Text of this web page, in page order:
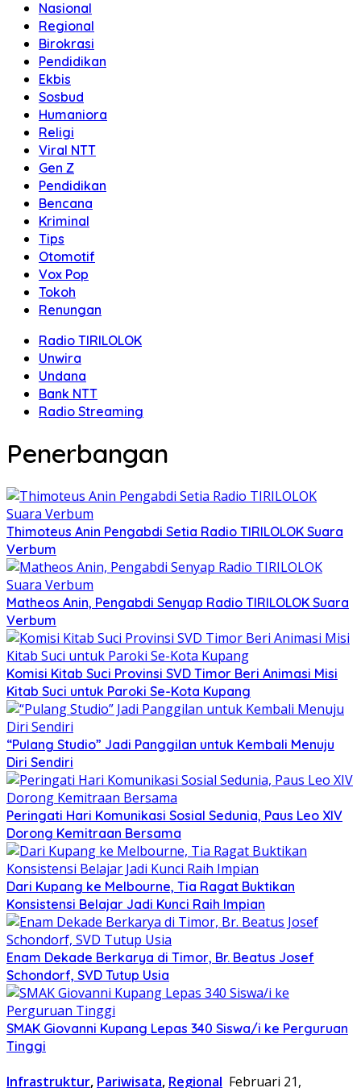
Nasional
Regional
Birokrasi
Pendidikan
Ekbis
Sosbud
Humaniora
Religi
Viral NTT
Gen Z
Pendidikan
Bencana
Kriminal
Tips
Otomotif
Vox Pop
Tokoh
Renungan
Radio TIRILOLOK
Unwira
Undana
Bank NTT
Radio Streaming
Penerbangan
Thimoteus Anin Pengabdi Setia Radio TIRILOLOK Suara
Verbum
Matheos Anin, Pengabdi Senyap Radio TIRILOLOK Suara
Verbum
Komisi Kitab Suci Provinsi SVD Timor Beri Animasi Misi
Kitab Suci untuk Paroki Se-Kota Kupang
“Pulang Studio” Jadi Panggilan untuk Kembali Menuju
Diri Sendiri
Peringati Hari Komunikasi Sosial Sedunia, Paus Leo XIV
Dorong Kemitraan Bersama
Dari Kupang ke Melbourne, Tia Ragat Buktikan
Konsistensi Belajar Jadi Kunci Raih Impian
Enam Dekade Berkarya di Timor, Br. Beatus Josef
Schondorf, SVD Tutup Usia
SMAK Giovanni Kupang Lepas 340 Siswa/i ke Perguruan
Tinggi
Infrastruktur, Pariwisata, Regional Februari 21,